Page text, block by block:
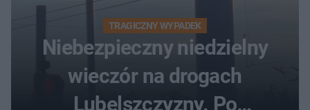
TRAGICZNY WYPADEK
Niebezpieczny niedzielny
wieczór na drogach
Lubelszczyzny. Po